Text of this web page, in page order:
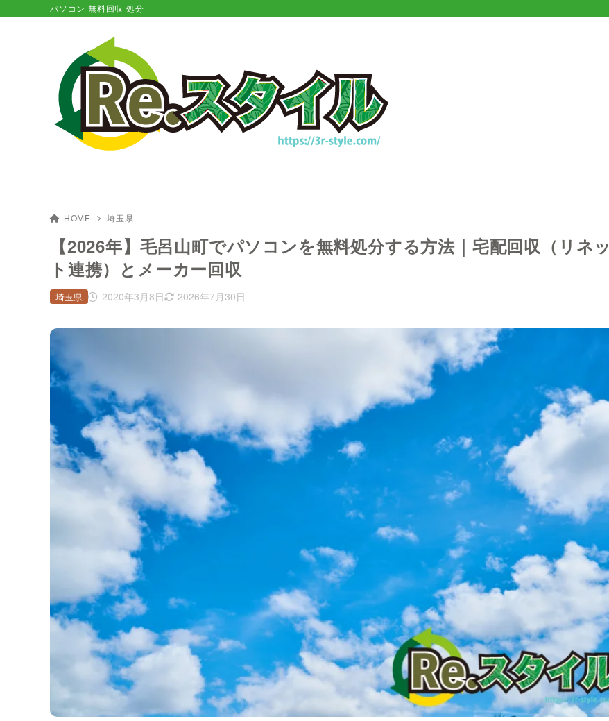
パソコン 無料回収 処分
HOME 埼玉県
【2026年】毛呂山町でパソコンを無料処分する方法｜宅配回収（リネッ
ト連携）とメーカー回収
2020年3月8日 2026年7月30日
埼玉県